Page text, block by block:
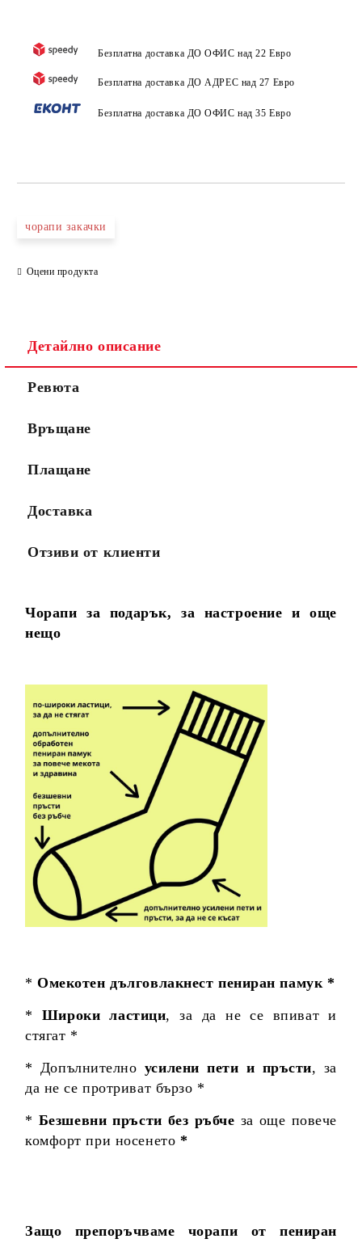
Безплатна доставка ДО ОФИС над 22 Евро
Безплатна доставка ДО АДРЕС над 27 Евро
Безплатна доставка ДО ОФИС над 35 Евро
чорапи закачки
Оцени продукта
Детайлно описание
Ревюта
Връщане
Плащане
Доставка
Отзиви от клиенти
Чорапи за подарък, за настроение и още
нещо
*Омекотен дълговлакнест пениран памук *
* Широки ластици, за да не се впиват и
стягат *
* Допълнително усилени пети и пръсти, за
да не се протриват бързо *
* Безшевни пръсти без ръбче за още повече
комфорт при носенето *
Защо препоръчваме чорапи от пениран